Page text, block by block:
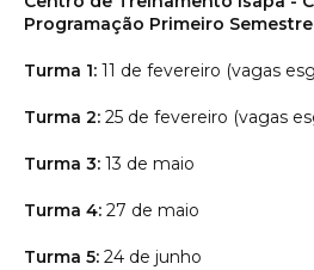
Programação Primeiro
Turma 1: 11 de fevereiro (vagas
Turma 2: 25 de fevereiro (vagas
Turma 3: 13 de maio
Turma 4: 27 de maio
Turma 5: 24 de junho